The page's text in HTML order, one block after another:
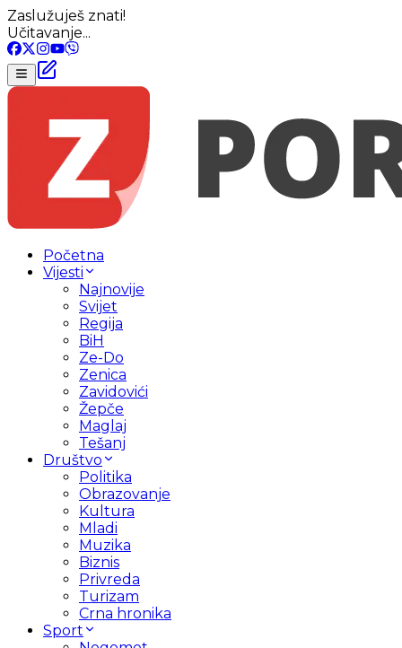
Zaslužuješ znati!
Učitavanje...
Početna
Vijesti
Najnovije
Svijet
Regija
BiH
Ze-Do
Zenica
Zavidovići
Žepče
Maglaj
Tešanj
Društvo
Politika
Obrazovanje
Kultura
Mladi
Muzika
Biznis
Privreda
Turizam
Crna hronika
Sport